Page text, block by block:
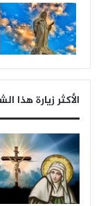
الأكثر زيارة هذا